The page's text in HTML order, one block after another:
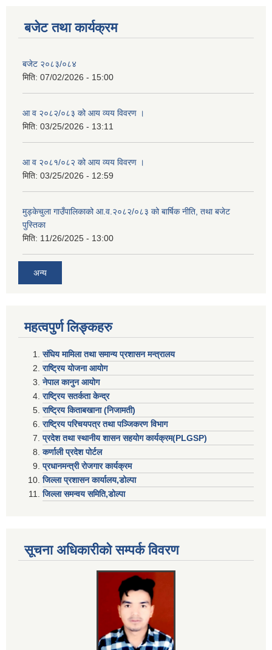
बजेट तथा कार्यक्रम
बजेट २०८३/०८४
मिति: 07/02/2026 - 15:00
आ व २०८२/०८३ को आय व्यय विवरण ।
मिति: 03/25/2026 - 13:11
आ व २०८१/०८२ को आय व्यय विवरण ।
मिति: 03/25/2026 - 12:59
मुड्केचुला गाउँपालिकाको आ.व.२०८२/०८३ को बार्षिक नीति, तथा बजेट
पुस्तिका
मिति: 11/26/2025 - 13:00
अन्य
महत्वपुर्ण लिङ्कहरु
संघिय मामिला तथा समान्य प्रशासन मन्त्रालय
राष्ट्रिय योजना आयोग
नेपाल कानुन आयोग
राष्ट्रिय सतर्कता केन्द्र
राष्ट्रिय किताबखाना (निजामती)
राष्ट्रिय परिचयपत्र तथा पञ्जिकरण विभाग
प्रदेश तथा स्थानीय शासन सहयाेग कार्यक्रम(PLGSP)
कर्णाली प्रदेश पोर्टल
प्रधानमन्त्री राेजगार कार्यक्रम
जिल्ला प्रशासन कार्यालय,डोल्पा
जिल्ला समन्वय समिति,डोल्प
सूचना अधिकारीकाे सम्पर्क विवरण